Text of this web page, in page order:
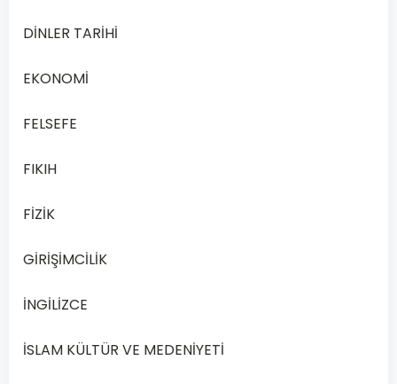
(a
2)x³
xⁱ⁻¹
2x
1
0
ikinci
bir
DİNLER TARİHİ
EKONOMİ
FELSEFE
FIKIH
FİZİK
GİRİŞİMCİLİK
İNGİLİZCE
İSLAM KÜLTÜR VE MEDENİYETİ